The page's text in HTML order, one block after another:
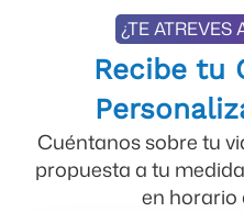
¿TE ATREVES
Recibe tu
Cuéntanos sobre tu
propuesta a tu
en horario